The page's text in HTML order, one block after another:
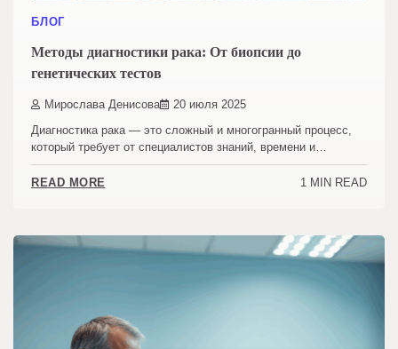
БЛОГ
Методы диагностики рака: От биопсии до
генетических тестов
Мирослава Денисова 20 июля 2025
Диагностика рака — это сложный и многогранный процесс,
который требует от специалистов знаний, времени и…
READ MORE 1 MIN READ